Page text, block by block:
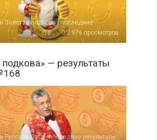
Золотая подкова - последние
0 2 976 просмотров
подкова» — результаты
Русское Лото - последние результаты